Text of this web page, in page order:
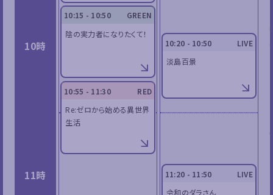
10時
11時
10:15 - 10:50
GREEN
陰の実力者になりたくて！
10:55 - 11:30
RED
Re:ゼロから始める異世界
生活
10:20 - 10:50
LIVE
淡島百景
11:20 - 11:50
LIVE
令和のダラさん